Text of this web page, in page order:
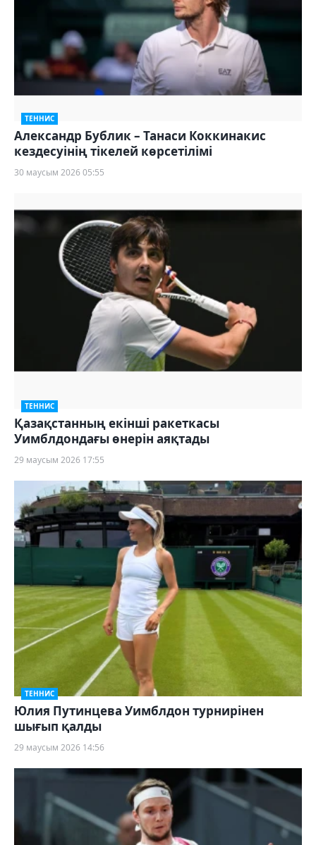
ТЕННИС
Александр Бублик – Танаси Коккинакис
кездесуінің тікелей көрсетілімі
30 маусым 2026 05:55
ТЕННИС
Қазақстанның екінші ракеткасы
Уимблдондағы өнерін аяқтады
29 маусым 2026 17:55
ТЕННИС
Юлия Путинцева Уимблдон турнирінен
шығып қалды
29 маусым 2026 14:56